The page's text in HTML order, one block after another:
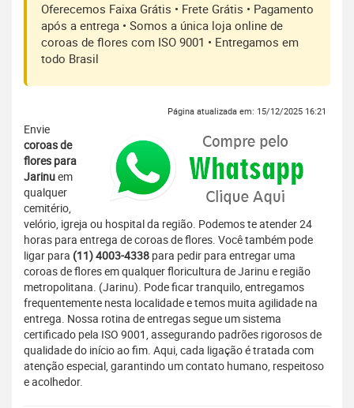
Oferecemos Faixa Grátis • Frete Grátis • Pagamento
após a entrega • Somos a única loja online de
coroas de flores com ISO 9001 • Entregamos em
todo Brasil
Página atualizada em: 15/12/2025 16:21
Envie
coroas de
flores para
Jarinuem
qualquer
cemitério,
velório, igreja ou hospital da região. Podemos te atender 24
horas para entrega de coroas de flores. Você também pode
ligar para (11) 4003-4338 para pedir para entregar uma
coroas de flores em qualquer floricultura de Jarinu e região
metropolitana. (Jarinu). Pode ficar tranquilo, entregamos
frequentemente nesta localidade e temos muita agilidade na
entrega. Nossa rotina de entregas segue um sistema
certificado pela ISO 9001, assegurando padrões rigorosos de
qualidade do início ao fim. Aqui, cada ligação é tratada com
atenção especial, garantindo um contato humano, respeitoso
e acolhedor.